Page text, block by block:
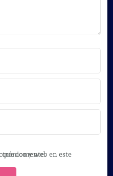
la próxima vez que comente.